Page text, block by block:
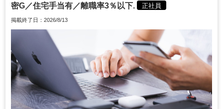
密G／住宅手当有／離職率3％以下.
正社員
掲載終了日：2026/8/13